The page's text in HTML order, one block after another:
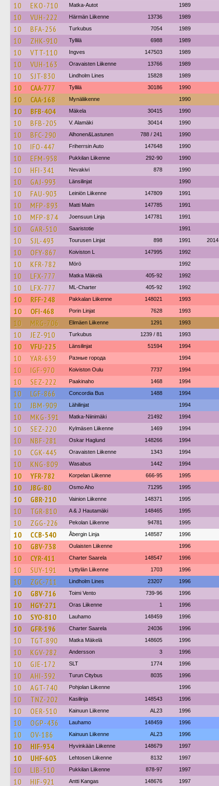
10 EKO-710 Matka-Autot 1989
10 VUH-222 Härmän Liikenne 13736 1989
10 BFA-256 Turkubus 7054 1989
10 ZHK-910 Tyllilä 6988 1989
10 VTT-110 Ingves 147503 1989
10 VUH-163 Oravaisten Liikenne 13766 1989
10 SJT-830 Lindholm Lines 15828 1989
10 CAA-777 Tyllilä 30186 1990
10 CAA-168 Mynäliikenne 1990
10 BFB-404 Mäkela 30415 1990
10 BFB-205 V. Alamäki 30414 1990
10 BFC-290 Alhonen&Lastunen 788 / 241 1990
10 IFO-447 Friherrsin Auto 147648 1990
10 EFM-958 Pukkilan Liikenne 292-90 1990
10 HFI-341 Nevakivi 878 1990
10 GAJ-993 Länsilinjat 1990
10 FAU-903 Leiniön Liikenne 147809 1991
10 MFP-893 Matti Malm 147785 1991
10 MFP-874 Joensuun Linja 147781 1991
10 GAR-510 Saaristotie 1991
10 SJL-493 Tourusen Linjat 898 1991 2014
10 OFY-867 Koiviston L 147995 1992
10 KFR-782 Mörö 1992
10 LFX-777 Matka Mäkelä 405-92 1992
10 LFX-777 ML-Charter 405-92 1992
10 RFF-248 Pakkalan Liikenne 148021 1993
10 OFI-468 Porin Linjat 7628 1993
10 MRG-706 Elimäen Liikenne 1291 1993
10 JEZ-910 Turkubus 1239 / 81 1993
10 VFU-225 Länsilinjat 51594 1994
10 YAR-639 Разные города 1994
10 IGF-970 Koiviston Oulu 7737 1994
10 SEZ-222 Paakinaho 1468 1994
10 LGF-866 Concordia Bus 1488 1994
10 JBM-909 Lähilinjat 1994
10 MKG-391 Matka-Niinimäki 21492 1994
10 SEZ-220 Kylmäsen Liikenne 1469 1994
10 NBF-281 Oskar Haglund 148266 1994
10 CGK-445 Oravaisten Liikenne 1343 1994
10 KNG-809 Wasabus 1442 1994
10 YFR-782 Korpelan Liikenne 666-95 1995
10 JBG-80 Osmo Aho 71295 1995
10 GBR-210 Vainion Liikenne 148371 1995
10 TGR-810 A & J Hautamäki 148465 1995
10 ZGG-226 Pekolan Liikenne 94781 1995
10 CCB-540 Åbergin Linja 148587 1996
10 GBV-738 Oulaisten Liikenne 1996
10 CYR-411 Charter Saarela 148547 1996
10 SUY-191 Lyttylän Liikenne 1703 1996
10 ZGC-711 Lindholm Lines 23207 1996
10 GBV-716 Toimi Vento 739-96 1996
10 HGY-271 Oras Liikenne 1 1996
10 SYO-810 Lauhamo 148459 1996
10 GFR-196 Charter Saarela 24036 1996
10 TGT-890 Matka Mäkelä 148605 1996
10 KGV-282 Andersson 3 1996
10 GJE-172 SLT 1774 1996
10 AHI-392 Turun Citybus 8035 1996
10 AGT-740 Pohjolan Liikenne 1996
10 TNZ-202 Kasilinja 148543 1996
10 OER-510 Kainuun Liikenne AL23 1996
10 OGP-436 Lauhamo 148459 1996
10 OV-186 Kainuun Liikenne AL23 1996
10 HIF-934 Hyvinkään Liikenne 148679 1997
10 UHF-603 Lehtosen Liikenne 8132 1997
10 LIB-510 Pukkilan Liikenne 878-97 1997
10 HIF-921 Antti Kangas 148676 1997